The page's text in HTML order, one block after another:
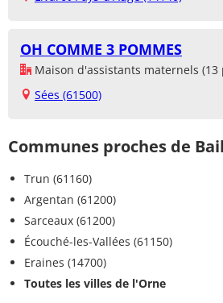
OH COMME 3 POMMES
Maison d'assistants maternels (13
Sées (61500)
Communes proches de
Trun (61160)
Argentan (61200)
Sarceaux (61200)
Écouché-les-Vallées (61150)
Eraines (14700)
Toutes les villes de l'Orne